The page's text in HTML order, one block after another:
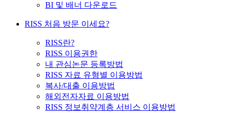
BI 및 배너 다운로드
RISS 처음 방문 이세요?
RISS란?
RISS 이용권한
내 관심논문 등록방법
RISS 자료 유형별 이용방법
복사/대출 이용방법
해외전자자료 이용방법
RISS 정보취약계층 서비스 이용방법